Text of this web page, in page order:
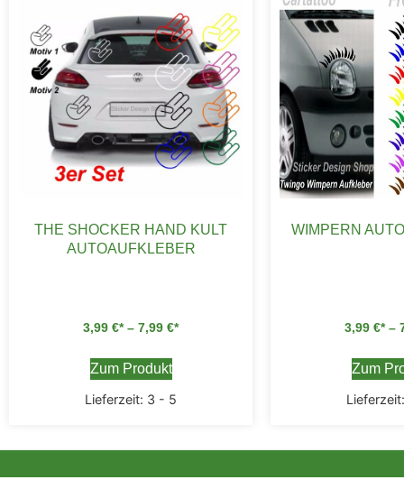
THE SHOCKER HAND KULT
AUTOAUFKLEBER
3,99 € – 7,99 €
Zum Produkt
Lieferzeit: 3 - 5
WIMPERN
3,99 € –
Zum